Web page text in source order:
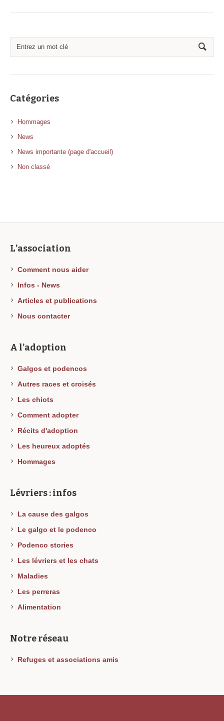
Catégories
Hommages
News
News importante (page d'accueil)
Non classé
L’association
Comment nous aider
Infos - News
Articles et publications
Nous contacter
A l’adoption
Galgos et podencos
Autres races et croisés
Les chiots
Comment adopter
Récits d'adoption
Les heureux adoptés
Hommages
Lévriers : infos
La cause des galgos
Le galgo et le podenco
Podenco stories
Les lévriers et les chats
Maladies
Les perreras
Alimentation
Notre réseau
Refuges et associations amis